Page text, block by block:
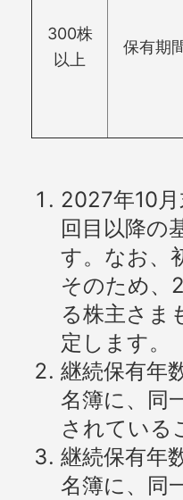
300株
以上
保有期
2027年10
回目以降の
す。なお、
そのため、
る株主さま
定します。
継続保有年
名簿に、同
されている
継続保有年
名簿に、同